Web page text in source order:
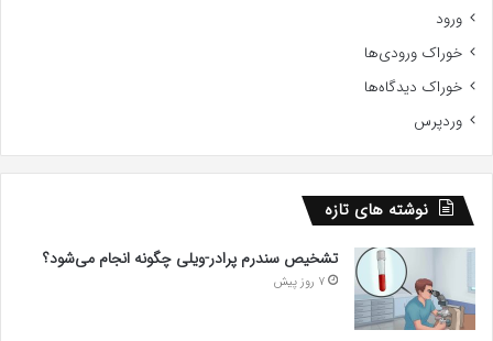
ورود
خوراک ورودی‌ها
خوراک دیدگاه‌ها
وردپرس
نوشته های تازه
تشخیص سندرم پرادر-ویلی چگونه انجام می‌شود؟
7 روز پیش